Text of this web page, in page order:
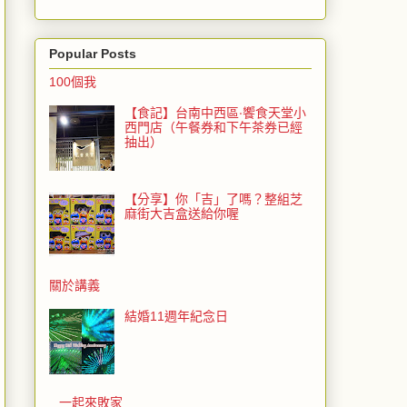
Popular Posts
100個我
【食記】台南中西區‧饗食天堂小
西門店（午餐券和下午茶券已經
抽出）
【分享】你「吉」了嗎？整組芝
麻街大吉盒送給你喔
關於講義
結婚11週年紀念日
一起來敗家